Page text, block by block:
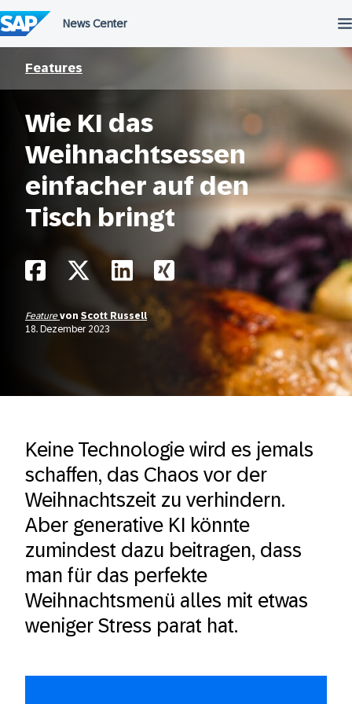
Features
Wie KI das
Weihnachtsessen
einfacher auf den
Tisch bringt
Featurevon Scott Russell
18. Dezember 2023
Keine Technologie wird es jemals
schaffen, das Chaos vor der
Weihnachtszeit zu verhindern.
Aber generative KI könnte
zumindest dazu beitragen, dass
man für das perfekte
Weihnachtsmenü alles mit etwas
weniger Stress parat hat.